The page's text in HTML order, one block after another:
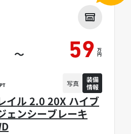
イル 2.0 20X ハイブ
ェンシーブレーキ
～ 59 万
円
PT 写真
装備
情報